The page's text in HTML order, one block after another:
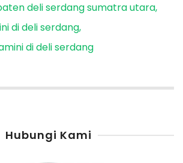
deli serdang sumatra utara
di deli serdang
di deli serdang
Hubungi Kami